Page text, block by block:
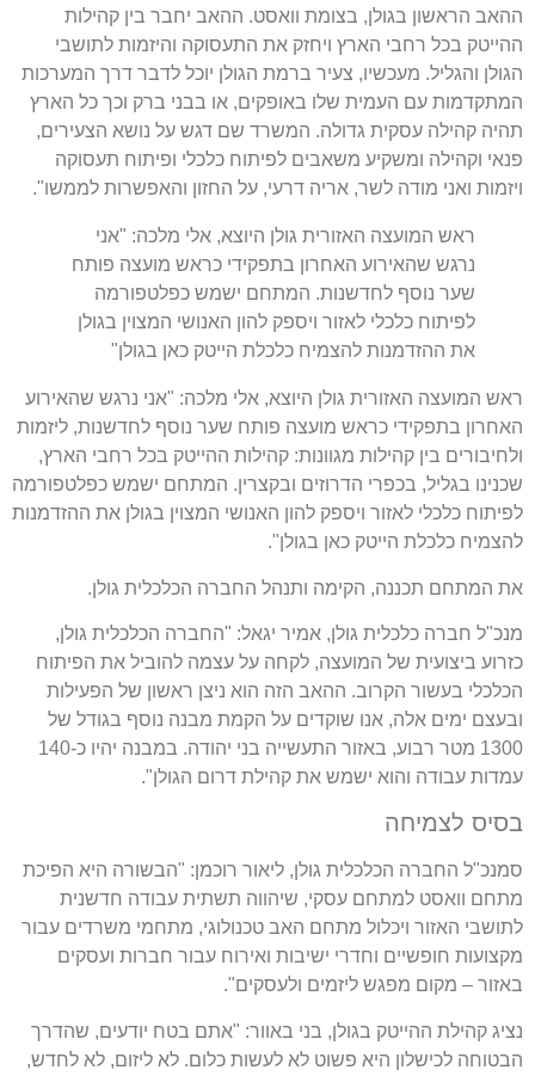
ההאב הראשון בגולן, בצומת וואסט. ההאב יחבר בין קהילות
ההייטק בכל רחבי הארץ ויחזק את התעסוקה והיזמות לתושבי
הגולן והגליל. מעכשיו, צעיר ברמת הגולן יוכל לדבר דרך המערכות
המתקדמות עם העמית שלו באופקים, או בבני ברק וכך כל הארץ
תהיה קהילה עסקית גדולה. המשרד שם דגש על נושא הצעירים,
פנאי וקהילה ומשקיע משאבים לפיתוח כלכלי ופיתוח תעסוקה
ויזמות ואני מודה לשר, אריה דרעי, על החזון והאפשרות לממשו".
ראש המועצה האזורית גולן היוצא, אלי מלכה: "אני
נרגש שהאירוע האחרון בתפקידי כראש מועצה פותח
שער נוסף לחדשנות. המתחם ישמש כפלטפורמה
לפיתוח כלכלי לאזור ויספק להון האנושי המצוין בגולן
את ההזדמנות להצמיח כלכלת הייטק כאן בגולן"
ראש המועצה האזורית גולן היוצא, אלי מלכה: "אני נרגש שהאירוע
האחרון בתפקידי כראש מועצה פותח שער נוסף לחדשנות, ליזמות
ולחיבורים בין קהילות מגוונות: קהילות ההייטק בכל רחבי הארץ,
שכנינו בגליל, בכפרי הדרוזים ובקצרין. המתחם ישמש כפלטפורמה
לפיתוח כלכלי לאזור ויספק להון האנושי המצוין בגולן את ההזדמנות
להצמיח כלכלת הייטק כאן בגולן".
את המתחם תכננה, הקימה ותנהל החברה הכלכלית גולן.
מנכ"ל חברה כלכלית גולן, אמיר יגאל: "החברה הכלכלית גולן,
כזרוע ביצועית של המועצה, לקחה על עצמה להוביל את הפיתוח
הכלכלי בעשור הקרוב. ההאב הזה הוא ניצן ראשון של הפעילות
ובעצם ימים אלה, אנו שוקדים על הקמת מבנה נוסף בגודל של
1300 מטר רבוע, באזור התעשייה בני יהודה. במבנה יהיו כ-140
עמדות עבודה והוא ישמש את קהילת דרום הגולן".
בסיס לצמיחה
סמנכ"ל החברה הכלכלית גולן, ליאור רוכמן: "הבשורה היא הפיכת
מתחם וואסט למתחם עסקי, שיהווה תשתית עבודה חדשנית
לתושבי האזור ויכלול מתחם האב טכנולוגי, מתחמי משרדים עבור
מקצועות חופשיים וחדרי ישיבות ואירוח עבור חברות ועסקים
באזור – מקום מפגש ליזמים ולעסקים".
נציג קהילת ההייטק בגולן, בני באוור: "אתם בטח יודעים, שהדרך
הבטוחה לכישלון היא פשוט לא לעשות כלום. לא ליזום, לא לחדש,